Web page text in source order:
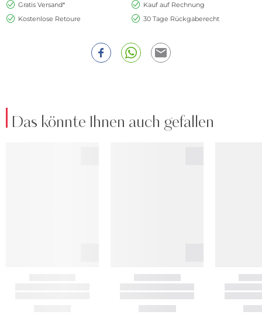
Gratis Versand*
Kauf auf Rechnung
Kostenlose Retoure
30 Tage Rückgaberecht
Das könnte Ihnen auch gefallen